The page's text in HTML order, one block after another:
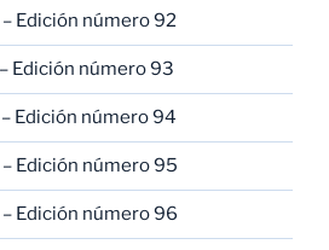
Edición número 92
Edición número 93
Edición número 94
Edición número 95
Edición número 96